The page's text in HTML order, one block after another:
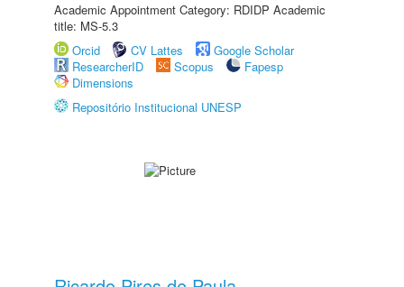
Academic Appointment Category: RDIDP Academic
title: MS-5.3
Orcid
CV Lattes
Google Scholar
ResearcherID
Scopus
Fapesp
Dimensions
Repositório Institucional UNESP